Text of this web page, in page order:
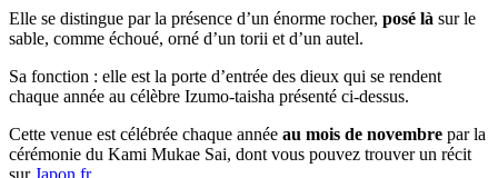
Elle se distingue par la présence d’un énorme rocher, posé là sur le
sable, comme échoué, orné d’un torii et d’un autel.
Sa fonction : elle est la porte d’entrée des dieux qui se rendent
chaque année au célèbre Izumo-taisha présenté ci-dessus.
Cette venue est célébrée chaque année au mois de novembre par la
cérémonie du Kami Mukae Sai, dont vous pouvez trouver un récit